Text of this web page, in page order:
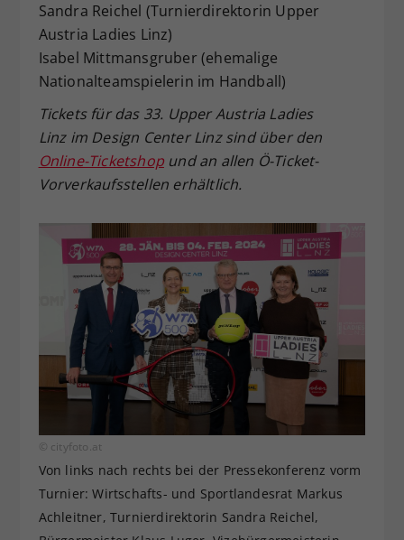
Sandra Reichel (Turnierdirektorin Upper
Austria Ladies Linz)
Isabel Mittmansgruber (ehemalige
Nationalteamspielerin im Handball)
Tickets für das 33. Upper Austria Ladies
Linz im Design Center Linz sind über den
Online-Ticketshopund an allen Ö-Ticket-
Vorverkaufsstellen erhältlich.
© cityfoto.at
Von links nach rechts bei der Pressekonferenz vorm
Turnier: Wirtschafts- und Sportlandesrat Markus
Achleitner, Turnierdirektorin Sandra Reichel,